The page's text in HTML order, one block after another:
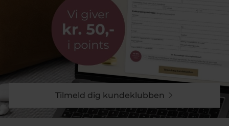
Tilmeld dig kundeklubben